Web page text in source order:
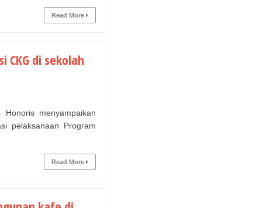
Read More
CKG di sekolah
menyampaikan
pelaksanaan Program
Read More